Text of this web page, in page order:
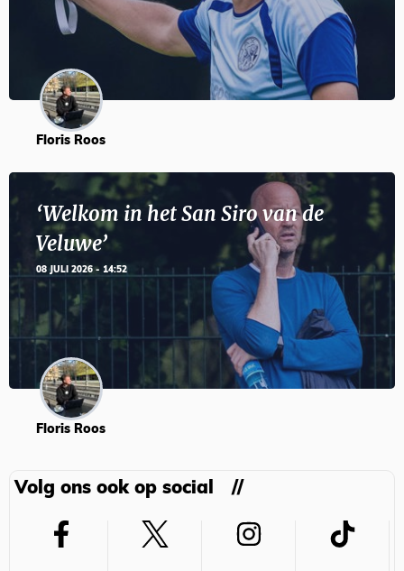
Floris Roos
‘Welkom in het San Siro van de
Veluwe’
08 JULI 2026 - 14:52
Floris Roos
Volg ons ook op social